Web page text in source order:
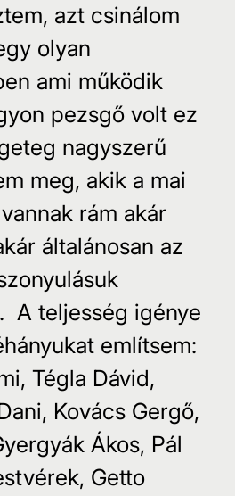
azt csinálom
olyan
ami működik
pezsgő volt ez
nagyszerű
meg, akik a mai
rám akár
általánosan az
A teljesség igénye
említsem:
Tégla Dávid,
Kovács Gergő,
Ákos, Pál
Getto